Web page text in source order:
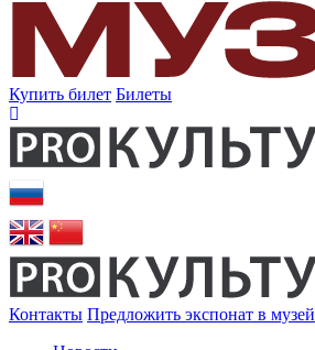
Купить билет Билеты
Контакты Предложить экспонат в музей